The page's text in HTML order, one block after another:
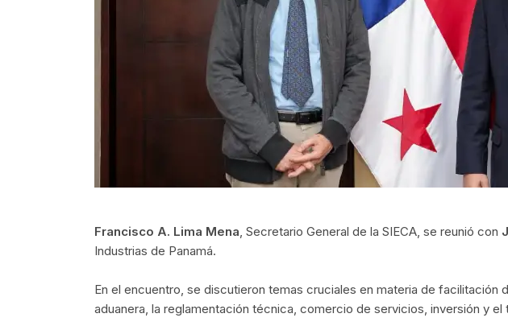
Francisco A. Lima Mena, Secretario General de la SIECA, se reunió con
Industrias de Panamá.
En el encuentro, se discutieron temas cruciales en materia de facilitación
aduanera, la reglamentación técnica, comercio de servicios, inversión y el